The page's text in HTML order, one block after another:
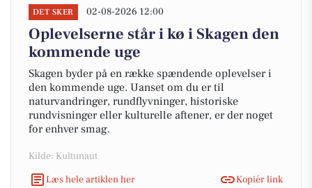
DET SKER 02-08-2026 12:00
Oplevelserne står i kø i Skagen den
kommende uge
Skagen byder på en række spændende oplevelser i
den kommende uge. Uanset om du er til
naturvandringer, rundflyvninger, historiske
rundvisninger eller kulturelle aftener, er der noget
for enhver smag.
Kilde: Kultunaut
Læs hele artiklen her
Kopiér link